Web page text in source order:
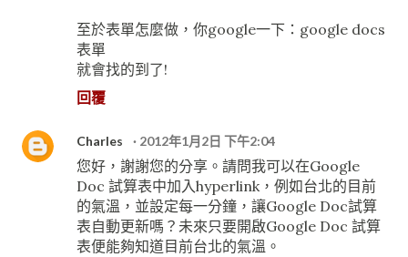
至於表單怎麼做，你google一下：google docs
表單
就會找的到了!
回覆
Charles 2012年1月2日 下午2:04
您好，謝謝您的分享。請問我可以在Google
Doc 試算表中加入hyperlink，例如台北的目前
的氣溫，並設定每一分鐘，讓Google Doc試算
表自動更新嗎？未來只要開啟Google Doc 試算
表便能夠知道目前台北的氣溫。